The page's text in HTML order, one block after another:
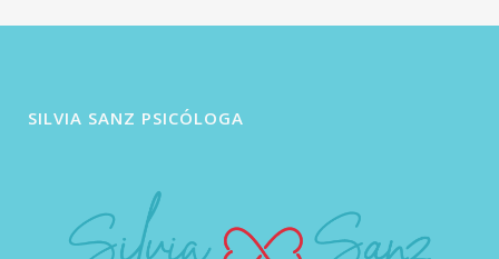
SILVIA SANZ PSICÓLOGA